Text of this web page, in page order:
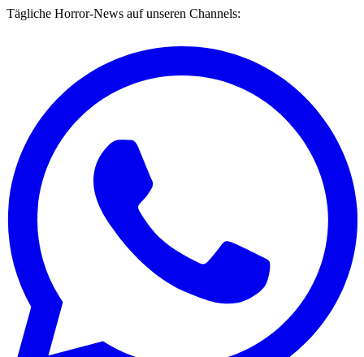
Tägliche Horror-News auf unseren Channels: